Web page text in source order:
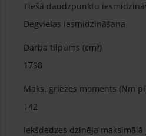
Tiešā daudzpunktu
Degvielas iesmidzināšana
Darba tilpums (cm³)
1798
Maks. griezes moments (Nm
142
Iekšdedzes dzinēja maksimālā